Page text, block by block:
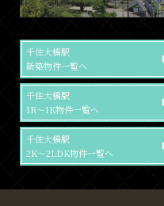
千住大橋駅
新築物件一覧へ
千住大橋駅
1R～1K物件一覧へ
千住大橋駅
2K～2LDK物件一覧へ